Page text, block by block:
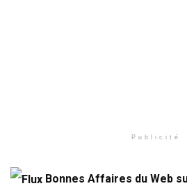
Publicité
Bonnes Affaires du Web